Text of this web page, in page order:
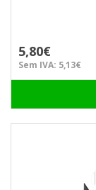
5,80€
Sem IVA: 5,13€